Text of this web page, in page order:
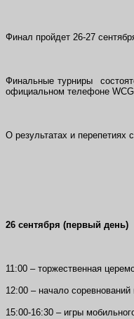
Финал пройдет 26-27
Финальные турниры
официальном телефоне
О результатах и перепетиях
26 сентября (первый день)
11:00 – торжественная
12:00 – начало
15:00-16:30 – игры